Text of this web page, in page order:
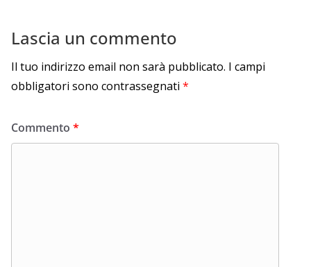
Lascia un commento
Il tuo indirizzo email non sarà pubblicato. I campi
obbligatori sono contrassegnati *
Commento *